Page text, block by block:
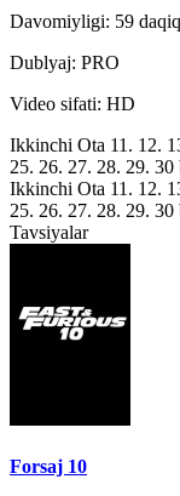
Davomiyligi: 59
Dublyaj: PRO
Video sifati: HD
Ikkinchi Ota 11. 12.
25. 26. 27. 28. 29.
Ikkinchi Ota 11. 12.
25. 26. 27. 28. 29.
Tavsiyalar
Forsaj 10